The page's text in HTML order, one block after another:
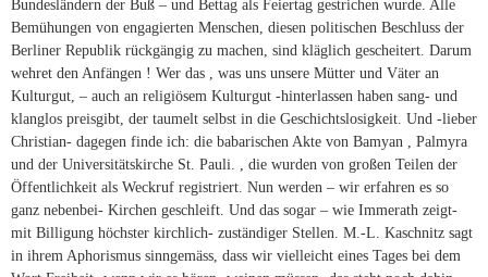
Bundesländern der Buß – und Bettag als Feiertag gestrichen wurde. Alle
Bemühungen von engagierten Menschen, diesen politischen Beschluss der
Berliner Republik rückgängig zu machen, sind kläglich gescheitert. Darum
wehret den Anfängen ! Wer das , was uns unsere Mütter und Väter an
Kulturgut, – auch an religiösem Kulturgut -hinterlassen haben sang- und
klanglos preisgibt, der taumelt selbst in die Geschichtslosigkeit. Und -lieber
Christian- dagegen finde ich: die babarischen Akte von Bamyan , Palmyra
und der Universitätskirche St. Pauli. , die wurden von großen Teilen der
Öffentlichkeit als Weckruf registriert. Nun werden – wir erfahren es so
ganz nebenbei- Kirchen geschleift. Und das sogar – wie Immerath zeigt-
mit Billigung höchster kirchlich- zuständiger Stellen. M.-L. Kaschnitz sagt
in ihrem Aphorismus sinngemäss, dass wir vielleicht eines Tages bei dem